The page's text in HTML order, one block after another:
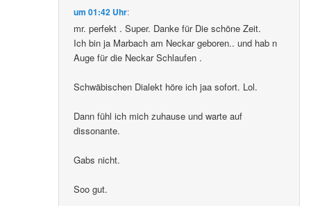
um 01:42 Uhr:
mr. perfekt . Super. Danke für Die schöne Zeit.
Ich bin ja Marbach am Neckar geboren.. und hab n
Auge für die Neckar Schlaufen .
Schwäbischen Dialekt höre ich jaa sofort. Lol.
Dann fühl ich mich zuhause und warte auf
dissonante.
Gabs nicht.
Soo gut.